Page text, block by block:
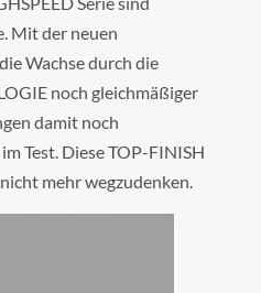
Mit der neuen
Wachse durch die
noch gleichmäßiger
damit noch
Test. Diese TOP-FINISH
mehr wegzudenken.